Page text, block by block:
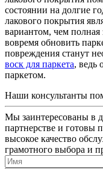
состоянии на долгие
лакового покрытия
вариантом, чем
вовремя обновить
повреждения станут
воск для паркета, ведь
паркетом.
Наши консультанты
Мы заинтересованы в
партнерстве и готовы
высокое качество
грамотного выбора и